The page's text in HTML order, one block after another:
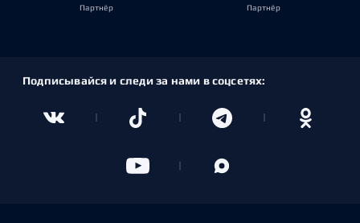
Партнёр Партнёр
Подписывайся и следи за нами в соцсетях: